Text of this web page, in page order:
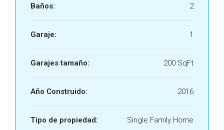
Baños: 2
Garaje: 1
Garajes tamaño: 200 SqFt
Año Construido: 2016
Tipo de propiedad: Single Family Home